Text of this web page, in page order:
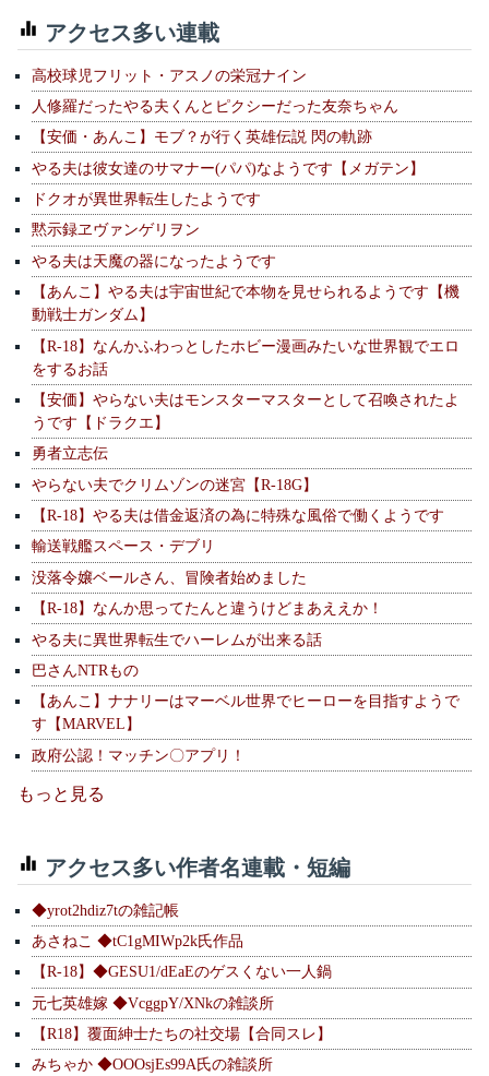
アクセス多い連載
高校球児フリット・アスノの栄冠ナイン
人修羅だったやる夫くんとピクシーだった友奈ちゃん
【安価・あんこ】モブ？が行く英雄伝説 閃の軌跡
やる夫は彼女達のサマナー(パパ)なようです【メガテン】
ドクオが異世界転生したようです
黙示録ヱヴァンゲリヲン
やる夫は天魔の器になったようです
【あんこ】やる夫は宇宙世紀で本物を見せられるようです【機
動戦士ガンダム】
【R-18】なんかふわっとしたホビー漫画みたいな世界観でエロ
をするお話
【安価】やらない夫はモンスターマスターとして召喚されたよ
うです【ドラクエ】
勇者立志伝
やらない夫でクリムゾンの迷宮【R-18G】
【R-18】やる夫は借金返済の為に特殊な風俗で働くようです
輸送戦艦スペース・デブリ
没落令嬢ベールさん、冒険者始めました
【R-18】なんか思ってたんと違うけどまあええか！
やる夫に異世界転生でハーレムが出来る話
巴さんNTRもの
【あんこ】ナナリーはマーベル世界でヒーローを目指すようで
す【MARVEL】
政府公認！マッチン〇アプリ！
もっと見る
アクセス多い作者名連載・短編
◆yrot2hdiz7tの雑記帳
あさねこ ◆tC1gMIWp2k氏作品
【R-18】◆GESU1/dEaEのゲスくない一人鍋
元七英雄嫁 ◆VcggpY/XNkの雑談所
【R18】覆面紳士たちの社交場【合同スレ】
みちゃか ◆OOOsjEs99A氏の雑談所